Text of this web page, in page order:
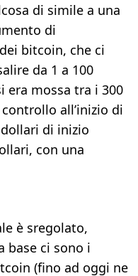
di simile a una
di
bitcoin, che ci
da 1 a 100
era mossa tra i 300
all’inizio di
di inizio
con una
è sregolato,
base ci sono i
(fino ad oggi ne